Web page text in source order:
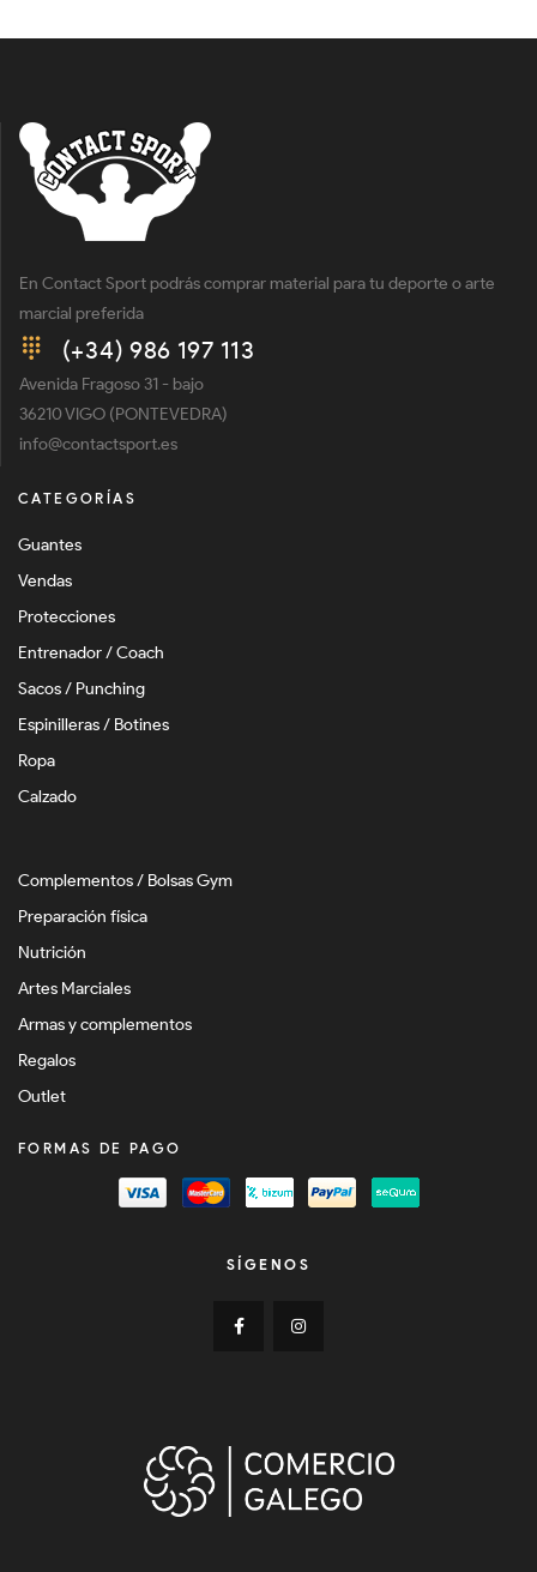
En Contact Sport podrás comprar material para tu deporte o arte
marcial preferida
(+34) 986 197 113
Avenida Fragoso 31 - bajo
36210 VIGO (PONTEVEDRA)
info@contactsport.es
CATEGORÍAS
Guantes
Vendas
Protecciones
Entrenador / Coach
Sacos / Punching
Espinilleras / Botines
Ropa
Calzado
Complementos / Bolsas Gym
Preparación física
Nutrición
Artes Marciales
Armas y complementos
Regalos
Outlet
FORMAS DE PAGO
SÍGENOS